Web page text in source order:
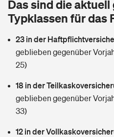
Wer versichert was: Jetzt
Sie haben Fragen?
Glasversicherung
Mietkautionsversicherung
Restkreditversicherung
Zur Übersicht
Kinderunfall­ver­si­che­rung
Kinderinvalidität
Hundehalter-Haftpflicht
Dread-Disease-Versicherung
Tierkrankenversicherung
Zur Übersicht
Tools
Wer versichert was: Jetzt
Das sind die
Typklassen für das
23 in der
geblieben gegenüber
25)
18 in der
geblieben gegenüber
33)
12 in der